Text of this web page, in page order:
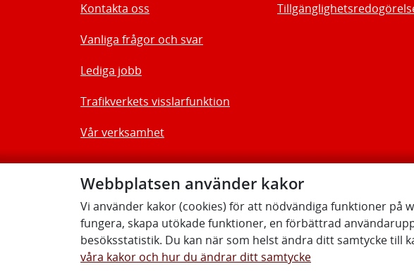
Webbplatsen använder kakor
Vi använder kakor (cookies) för att nödvändiga funktioner på
fungera, skapa utökade funktioner, en förbättrad
besöksstatistik. Du kan när som helst ändra ditt samtycke till
våra kakor och hur du ändrar ditt samtycke
Kontakta oss
Vanliga frågor och svar
Lediga jobb
Trafikverkets visslarfunktion
Vår verksamhet